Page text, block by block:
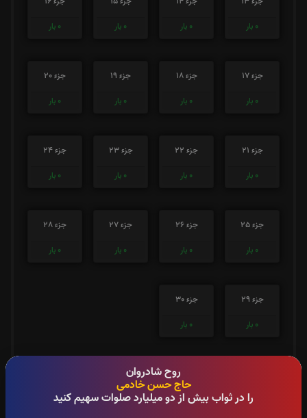
روح شادروان
حاج حسن خادمی
را در ثواب بیش از دو میلیارد صلوات سهیم کنید
0 بار
0 بار
0 بار
0 بار
جزء 17
0 بار
جزء 18
0 بار
جزء 19
0 بار
جزء 20
0 بار
جزء 21
0 بار
جزء 22
0 بار
جزء 23
0 بار
جزء 24
0 بار
جزء 25
0 بار
جزء 26
0 بار
جزء 27
0 بار
جزء 28
0 بار
جزء 29
0 بار
جزء 30
0 بار